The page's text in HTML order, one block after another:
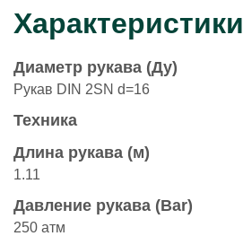
Характеристики
Диаметр рукава (Ду)
Рукав DIN 2SN d=16
Техника
Длина рукава (м)
1.11
Давление рукава (Bar)
250 атм